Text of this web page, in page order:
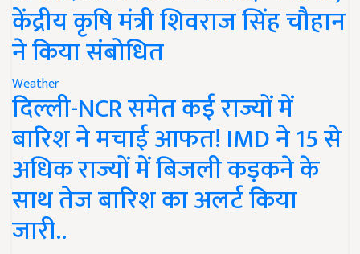
केंद्रीय कृषि मंत्री शिवराज सिंह चौहान
ने किया संबोधित
Weather
दिल्ली-NCR समेत कई राज्यों में
बारिश ने मचाई आफत! IMD ने 15 से
अधिक राज्यों में बिजली कड़कने के
साथ तेज बारिश का अलर्ट किया
जारी..